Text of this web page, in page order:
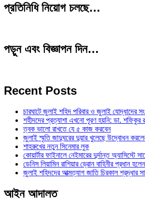
প্রতিনিধি নিয়োগ চলছে…
পড়ুন এবং বিজ্ঞাপন দিন…
Recent Posts
চারঘাটে জুলাই শহিদ পরিবার ও জুলাই যোদ্ধাদের
শহীদদের প্রত্যাশা এখনো পূরণ হয়নি: ডা. শফিকুর
ত্বক ভালো রাখতে যে ৫ কাজ করবেন
জুলাই স্মৃতি জাদুঘরের দুয়ার খুলেছে উদ্বোধন করলেন
শাহরুখের নতুন সিনেমার লুক
কোয়ার্টার ফাইনালে নেইমারের দুর্দান্ত অ্যাসিস্টে
ডেনিস লিয়ামিন রাশিয়ার ড্রোন বাহিনীর প্রধান হলেন
জুলাই শহিদদের আত্মত্যাগ জাতি চিরকাল শ্রদ্ধার
আইন আদালত